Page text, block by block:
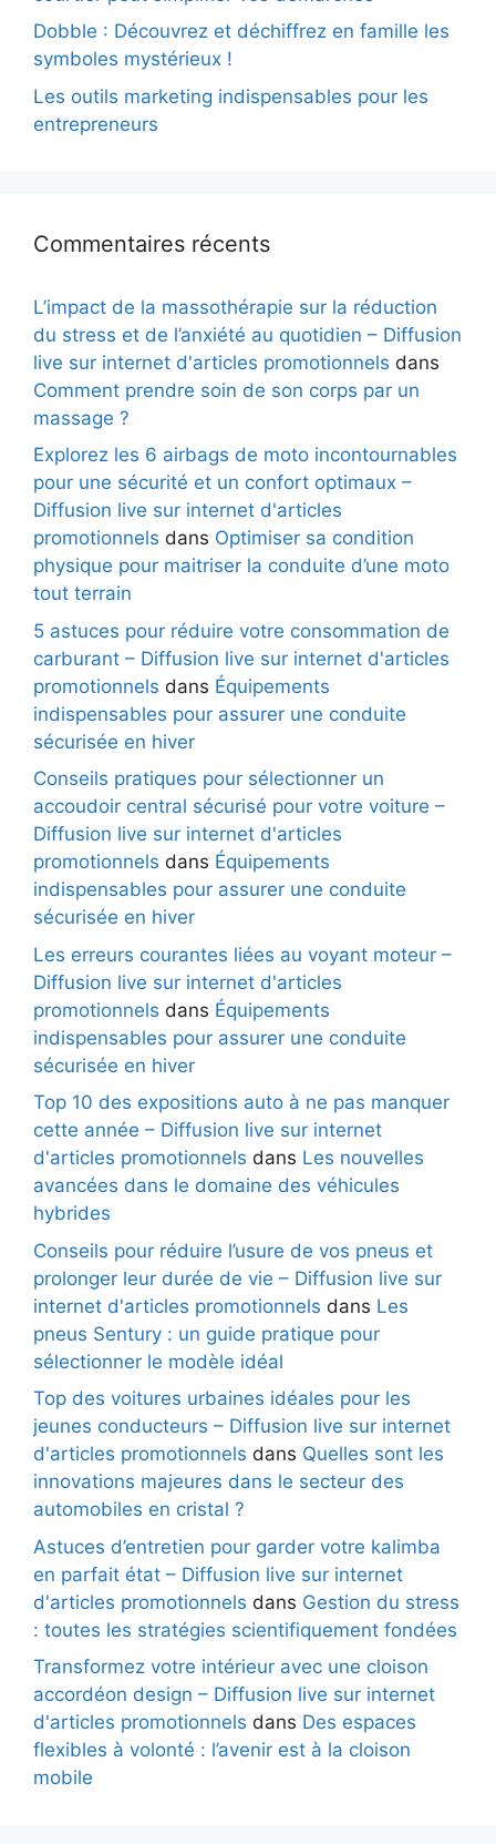
Dobble : Découvrez et déchiffrez en famille les
symboles mystérieux !
Les outils marketing indispensables pour les
entrepreneurs
Commentaires récents
L’impact de la massothérapie sur la réduction
du stress et de l’anxiété au quotidien – Diffusion
live sur internet d'articles promotionnels dans
Comment prendre soin de son corps par un
massage ?
Explorez les 6 airbags de moto incontournables
pour une sécurité et un confort optimaux –
Diffusion live sur internet d'articles
promotionnels dans Optimiser sa condition
physique pour maitriser la conduite d’une moto
tout terrain
5 astuces pour réduire votre consommation de
carburant – Diffusion live sur internet d'articles
promotionnels dans Équipements
indispensables pour assurer une conduite
sécurisée en hiver
Conseils pratiques pour sélectionner un
accoudoir central sécurisé pour votre voiture –
Diffusion live sur internet d'articles
promotionnels dans Équipements
indispensables pour assurer une conduite
sécurisée en hiver
Les erreurs courantes liées au voyant moteur –
Diffusion live sur internet d'articles
promotionnels dans Équipements
indispensables pour assurer une conduite
sécurisée en hiver
Top 10 des expositions auto à ne pas manquer
cette année – Diffusion live sur internet
d'articles promotionnels dans Les nouvelles
avancées dans le domaine des véhicules
hybrides
Conseils pour réduire l’usure de vos pneus et
prolonger leur durée de vie – Diffusion live sur
internet d'articles promotionnels dans Les
pneus Sentury : un guide pratique pour
sélectionner le modèle idéal
Top des voitures urbaines idéales pour les
jeunes conducteurs – Diffusion live sur internet
d'articles promotionnels dans Quelles sont les
innovations majeures dans le secteur des
automobiles en cristal ?
Astuces d’entretien pour garder votre kalimba
en parfait état – Diffusion live sur internet
d'articles promotionnels dans Gestion du stress
: toutes les stratégies scientifiquement fondées
Transformez votre intérieur avec une cloison
accordéon design – Diffusion live sur internet
d'articles promotionnels dans Des espaces
flexibles à volonté : l’avenir est à la cloison
mobile